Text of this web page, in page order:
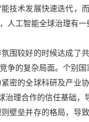
技术发展快速迭代
人工智能全球治理有一
较好的时候达成了
争的复杂局面。个别
密的全球科研及产
治理合作的信任基础
壁垒并存的格局，导